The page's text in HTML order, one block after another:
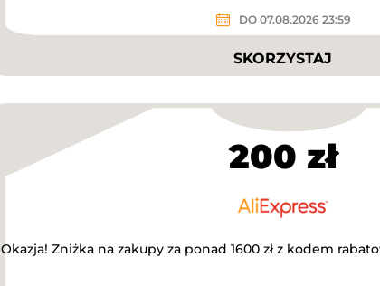
DO 07.08.2026 23:59
SKORZYSTAJ
200 zł
Okazja! Zniżka na zakupy za ponad 1600 zł z kodem